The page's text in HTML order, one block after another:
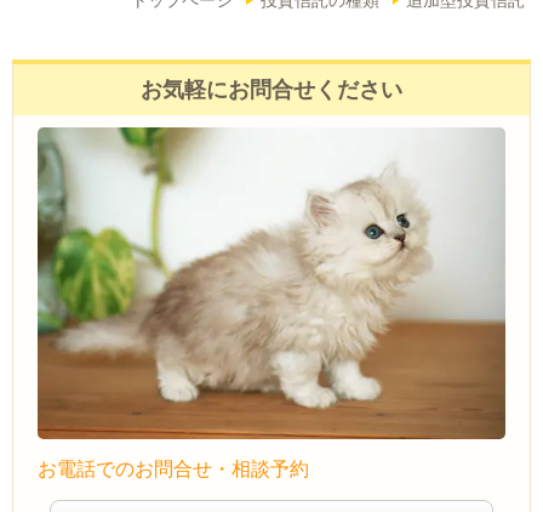
お気軽にお問合せください
お電話でのお問合せ・相談予約